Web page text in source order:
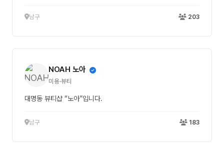
남구 203
NOAH 노아
미용·뷰티
대명동 뷰티샵 “노아”입니다.
남구 183